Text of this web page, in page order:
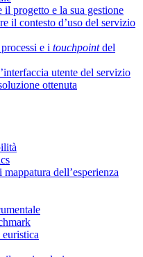
il progetto e la sua gestione
il contesto d’uso del servizio
e i touchpointdel
utente del servizio
ottenuta
dell’esperienza